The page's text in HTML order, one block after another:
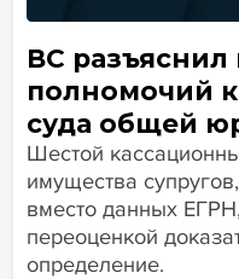
ВС
полномочий
суда общей
Шестой
имущества
вместо данных
переоценкой
определение.